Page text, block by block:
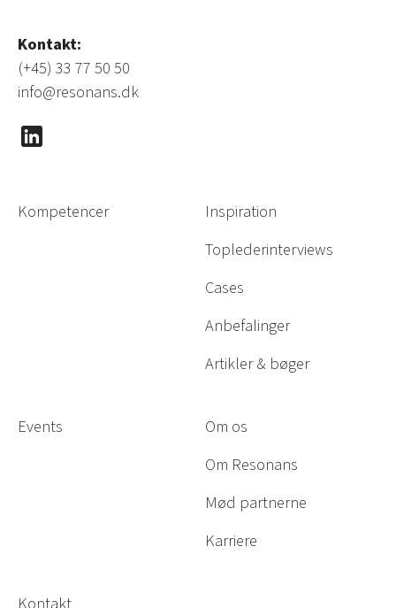
Kontakt:
(+45) 33 77 50 50
info@resonans.dk
Kompetencer
Inspiration
Toplederinterviews
Cases
Anbefalinger
Artikler & bøger
Events
Om os
Om Resonans
Mød partnerne
Karriere
Kontakt